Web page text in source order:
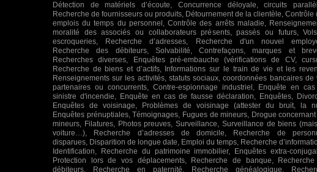
Détection de matériels d’écoute, Concurrence déloyale, circuits
Recherche de fournisseurs ou produits, Détournement de la clientèle, Contrôle
emplois du temps du personnel, Contrôle des arrêts maladie,
moralité des associés ou collaborateurs présents, passés ou futurs,
escroqueries, Recherche d’adresses, Recherche d'un nouvel
Recherche des débiteurs, Solvabilité, Contrefaçons, marques et
Recherches diverses, Enquêtes pré-embauche (vérifications de CV,
Recherche de biens et d’actifs, Informations sur le train de vie et les
Renseignements sur les activités, statuts sociaux, coordonnées bancaires de
partenaires ou concurrents, Contre-espionnage industriel, Enquête en
sinistre d'incendie, Enquête en cas de fausse déclaration, Enquêtes,
Enquêtes de voisinage, Problèmes de voisinage (attester du bruit, la
Enquêtes prénuptiales, Témoignages, Fugues de mineurs, Drogue
mineurs, Filatures, Photos preuves, Surveillance, Surveillance de biens
voiture…), Recherche d’adresses de domicile, Recherche de
disparues, Disparition de longue date, Emploi du temps, Recherche
Identification, Recherche du patrimoine immobilier, Enquêtes extra-
Protection lors de vos déplacements, Recherche de banque,
débiteurs, Recherche en paternité, Recherche généalogique,